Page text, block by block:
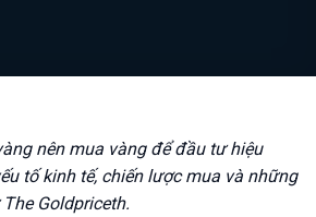
nên mua vàng để đầu tư hiệu
tố kinh tế, chiến lược mua và những
Goldpriceth.